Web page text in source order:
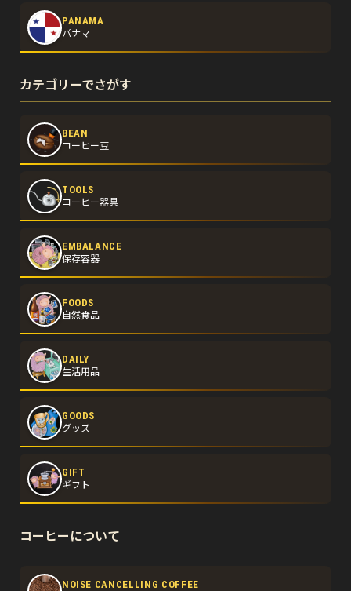
PANAMA
パナマ
カテゴリーでさがす
BEAN
コーヒー豆
TOOLS
コーヒー器具
EMBALANCE
保存容器
FOODS
自然食品
DAILY
生活用品
GOODS
グッズ
GIFT
ギフト
コーヒーについて
NOISE CANCELLING COFFEE